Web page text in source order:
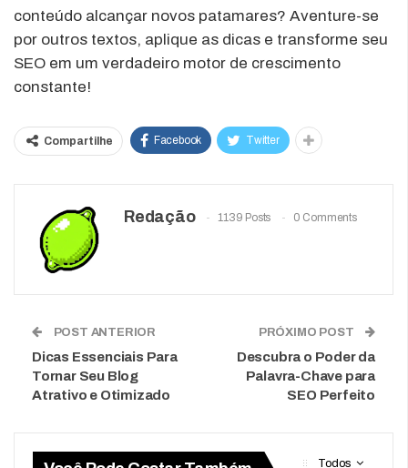
conteúdo alcançar novos patamares? Aventure-se
por outros textos, aplique as dicas e transforme seu
SEO em um verdadeiro motor de crescimento
constante!
Compartilhe Facebook Twitter
Redação 1139 Posts 0 Comments
POST ANTERIOR
Dicas Essenciais Para
Tornar Seu Blog
Atrativo e Otimizado
PRÓXIMO POST
Descubra o Poder da
Palavra-Chave para
SEO Perfeito
Todos